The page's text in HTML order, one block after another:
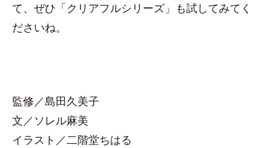
て、ぜひ「クリアフルシリーズ」も試してみてく
ださいね。
監修／島田久美子
文／ソレル麻美
イラスト／二階堂ちはる